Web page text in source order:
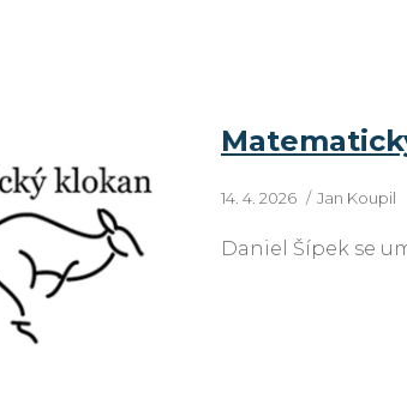
14. 4. 2026 Jan Koupil
Daniel Šípek se